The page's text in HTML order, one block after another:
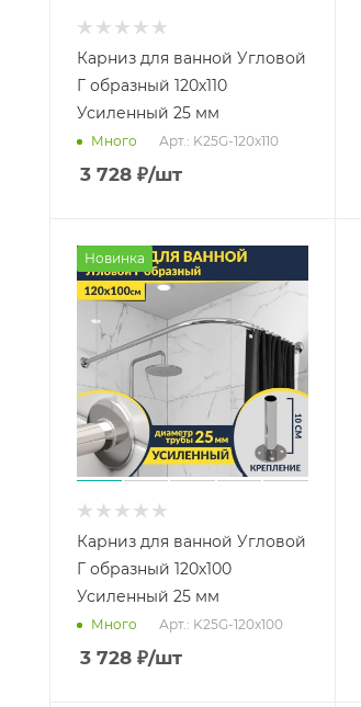
Карниз для ванной Угловой
Г образный 120х110
Усиленный 25 мм
Много Арт.: K25G-120x110
3 728 ₽/шт
Новинка
Карниз для ванной Угловой
Г образный 120х100
Усиленный 25 мм
Много Арт.: K25G-120x100
3 728 ₽/шт